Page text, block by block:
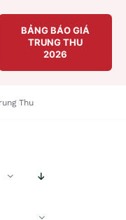
BẢNG BÁO GIÁ
TRUNG THU
2026
Thu